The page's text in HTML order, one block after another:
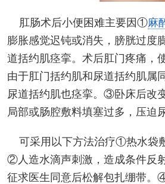
肛肠术后小便困难主要因①麻
膨胀感觉迟钝或消失，膀胱过度
道括约肌痉挛。术后肛门疼痛，
由于肛门括约肌和尿道括约肌属
尿道括约肌也痉挛。③卧床后改
局部或肠腔敷料填塞过多，压迫
可采用以下方法治疗①热水袋
②人造水滴声刺激，造成条件反
征求医生同意后松解包扎绷带。